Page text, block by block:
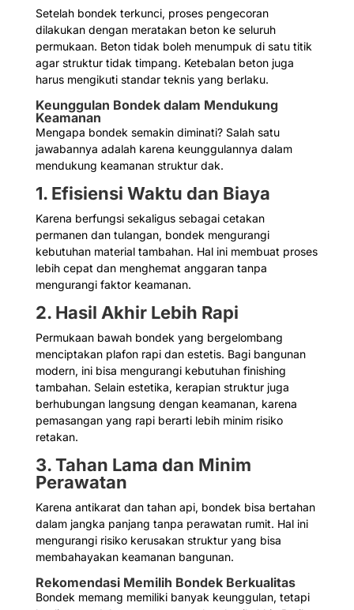
Setelah bondek terkunci, proses pengecoran
dilakukan dengan meratakan beton ke seluruh
permukaan. Beton tidak boleh menumpuk di satu titik
agar struktur tidak timpang. Ketebalan beton juga
harus mengikuti standar teknis yang berlaku.
Keunggulan Bondek dalam Mendukung
Keamanan
Mengapa bondek semakin diminati? Salah satu
jawabannya adalah karena keunggulannya dalam
mendukung keamanan struktur dak.
1. Efisiensi Waktu dan Biaya
Karena berfungsi sekaligus sebagai cetakan
permanen dan tulangan, bondek mengurangi
kebutuhan material tambahan. Hal ini membuat proses
lebih cepat dan menghemat anggaran tanpa
mengurangi faktor keamanan.
2. Hasil Akhir Lebih Rapi
Permukaan bawah bondek yang bergelombang
menciptakan plafon rapi dan estetis. Bagi bangunan
modern, ini bisa mengurangi kebutuhan finishing
tambahan. Selain estetika, kerapian struktur juga
berhubungan langsung dengan keamanan, karena
pemasangan yang rapi berarti lebih minim risiko
retakan.
3. Tahan Lama dan Minim
Perawatan
Karena antikarat dan tahan api, bondek bisa bertahan
dalam jangka panjang tanpa perawatan rumit. Hal ini
mengurangi risiko kerusakan struktur yang bisa
membahayakan keamanan bangunan.
Rekomendasi Memilih Bondek Berkualitas
Bondek memang memiliki banyak keunggulan, tetapi